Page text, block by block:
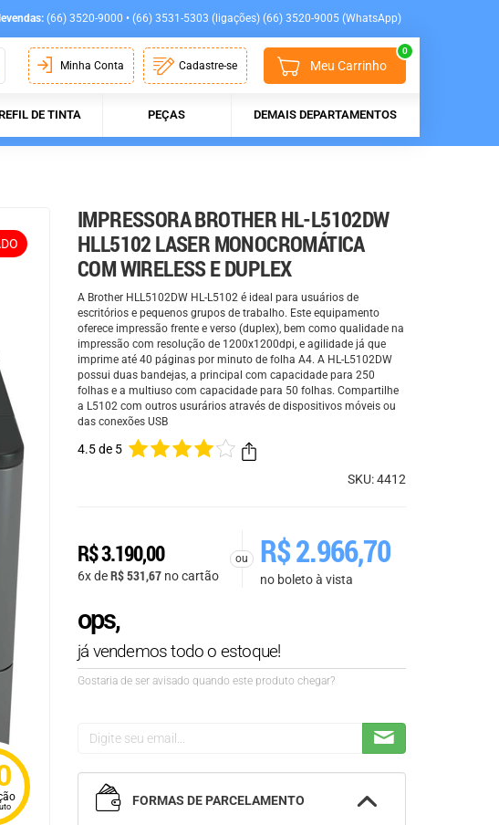
(66) 3520-9000 • (66) 3531-5303 (ligações) (66) 3520-9005 (WhatsApp)
Minha Conta Cadastre-se Meu Carrinho
0
DE TINTA PEÇAS DEMAIS DEPARTAMENTOS
IMPRESSORA BROTHER HL-L5102DW
HLL5102 LASER MONOCROMÁTICA
COM WIRELESS E DUPLEX
A Brother HLL5102DW HL-L5102 é ideal para usuários de
escritórios e pequenos grupos de trabalho. Este equipamento
oferece impressão frente e verso (duplex), bem como qualidade na
impressão com resolução de 1200x1200dpi, e agilidade já que
imprime até 40 páginas por minuto de folha A4. A HL-L5102DW
possui duas bandejas, a principal com capacidade para 250
folhas e a multiuso com capacidade para 50 folhas. Compartilhe
a L5102 com outros usurários através de dispositivos móveis ou
das conexões USB
4.5 de 5
SKU: 4412
R$3.190,00
6x deR$531,67 no cartão
ou R$2.966,70
no boleto à vista
ops,
já vendemos todo o estoque!
Gostaria de ser avisado quando este produto chegar?
FORMAS DE PARCELAMENTO